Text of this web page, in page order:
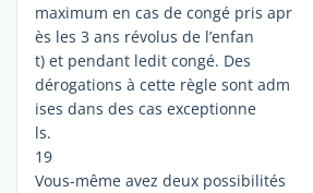
maximum en cas de congé pris apr
ès les 3 ans révolus de l’enfan
t) et pendant ledit congé. Des
dérogations à cette règle sont adm
ises dans des cas exceptionne
ls.
19
Vous-même avez deux possibilités